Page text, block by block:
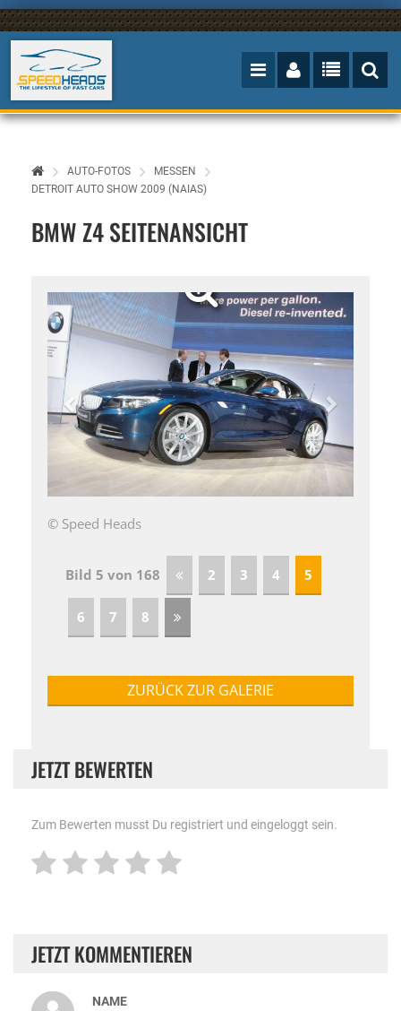
AUTO-FOTOS
MESSEN
DETROIT AUTO SHOW 2009 (NAIAS)
BMW Z4 SEITENANSICHT
© Speed Heads
Bild 5 von 168 2 3 4 5
6 7 8
ZURÜCK ZUR GALERIE
JETZT BEWERTEN
Zum Bewerten musst Du registriert und eingeloggt sein.
JETZT KOMMENTIEREN
NAME